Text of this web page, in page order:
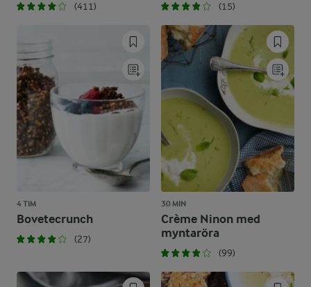
(411) (15)
4 TIM
Bovetecrunch
(27)
30 MIN
Crème Ninon med
myntaröra
(99)